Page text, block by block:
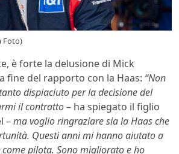
Foto)
è forte la delusione di Mick
fine del rapporto con la Haas: “Non
dispiaciuto per la decisione del
il contratto– ha spiegato il figlio
–ma voglio ringraziare sia la Haas che
Questi anni mi hanno aiutato a
pilota. Sono migliorato e ho